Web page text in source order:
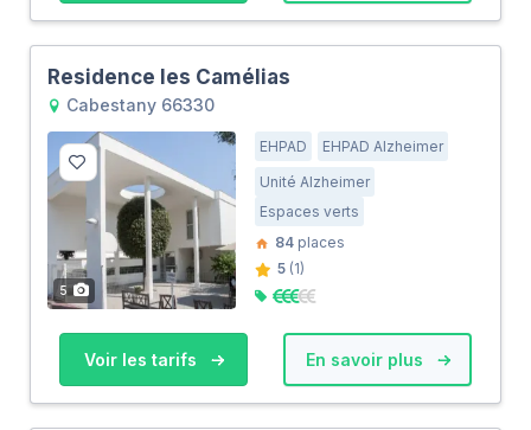
Residence les Camélias
Cabestany 66330
5
EHPAD
EHPAD Alzheimer
Unité Alzheimer
Espaces verts
84 places
5 (1)
Voir les tarifs En savoir plus